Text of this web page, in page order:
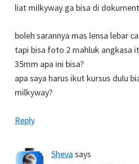
liat milkyway ga bisa di
boleh sarannya mas lensa lebar
tapi bisa foto 2 mahluk angkasa
35mm apa ini bisa?
apa saya harus ikut kursus dulu
milkyway?
Reply
Sheva says